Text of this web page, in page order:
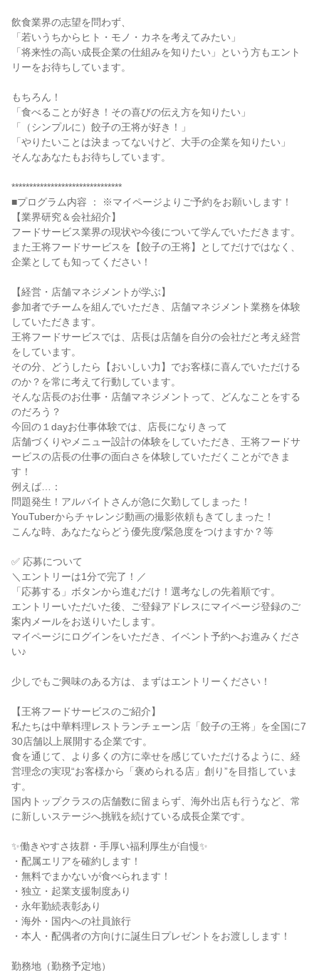
飲食業界の志望を問わず、
「若いうちからヒト・モノ・カネを考えてみたい」
「将来性の高い成長企業の仕組みを知りたい」という方もエント
リーをお待ちしています。
もちろん！
「食べることが好き！その喜びの伝え方を知りたい」
「（シンプルに）餃子の王将が好き！」
「やりたいことは決まってないけど、大手の企業を知りたい」
そんなあなたもお待ちしています。
*******************************
■プログラム内容 ： ※マイページよりご予約をお願いします！
【業界研究＆会社紹介】
フードサービス業界の現状や今後について学んでいただきます。
また王将フードサービスを【餃子の王将】としてだけではなく、
企業としても知ってください！
【経営・店舗マネジメントが学ぶ】
参加者でチームを組んでいただき、店舗マネジメント業務を体験
していただきます。
王将フードサービスでは、店長は店舗を自分の会社だと考え経営
をしています。
その分、どうしたら【おいしい力】でお客様に喜んでいただける
のか？を常に考えて行動しています。
そんな店長のお仕事・店舗マネジメントって、どんなことをする
のだろう？
今回の１dayお仕事体験では、店長になりきって
店舗づくりやメニュー設計の体験をしていただき、王将フードサ
ービスの店長の仕事の面白さを体験していただくことができま
す！
例えば…：
問題発生！アルバイトさんが急に欠勤してしまった！
YouTuberからチャレンジ動画の撮影依頼もきてしまった！
こんな時、あなたならどう優先度/緊急度をつけますか？等
✅ 応募について
＼エントリーは1分で完了！／
「応募する」ボタンから進むだけ！選考なしの先着順です。
エントリーいただいた後、ご登録アドレスにマイページ登録のご
案内メールをお送りいたします。
マイページにログインをいただき、イベント予約へお進みくださ
い♪
少しでもご興味のある方は、まずはエントリーください！
【王将フードサービスのご紹介】
私たちは中華料理レストランチェーン店「餃子の王将」を全国に7
30店舗以上展開する企業です。
食を通じて、より多くの方に幸せを感じていただけるように、経
営理念の実現“お客様から「褒められる店」創り”を目指していま
す。
国内トップクラスの店舗数に留まらず、海外出店も行うなど、常
に新しいステージへ挑戦を続けている成長企業です。
✨働きやすさ抜群・手厚い福利厚生が自慢✨
・配属エリアを確約します！
・無料でまかないが食べられます！
・独立・起業支援制度あり
・永年勤続表彰あり
・海外・国内への社員旅行
・本人・配偶者の方向けに誕生日プレゼントをお渡しします！
勤務地（勤務予定地）